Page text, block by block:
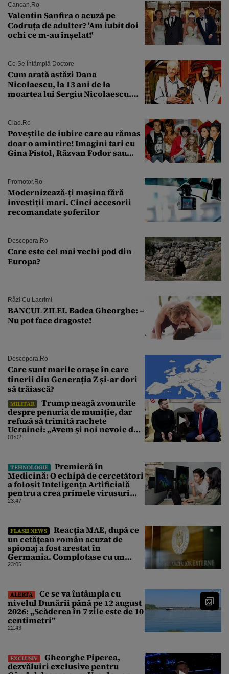
Cancan.ro
Valentin Sanfira o acuză pe
Codruța de adulter? 'Am iubit doi
ochi ce m-au înșelat!'
Ce Se Întâmplă Doctore
Cum arată astăzi Dana
Nicolaescu, la 13 ani de la
moartea lui Sergiu Nicolaescu.
Ciao.ro
Poveştile de iubire care au rămas
doar o amintire! Imagini tari cu
Gina Pistol, Răzvan Fodor sau
Promotor.ro
Modernizează-ți mașina fără
investiții mari. Cinci accesorii
recomandate șoferilor
Descopera.ro
Care este cel mai vechi pod din
Europa?
Râzi Cu Lacrimi
BANCUL ZILEI. Badea Gheorghe: –
Nu pot face dragoste!
Descopera.ro
Care sunt marile orașe în care
tinerii din Generația Z și-ar dori
să trăiască?
MILITAR
Trump neagă zvonurile
despre penuria de muniție, dar
refuză să trimită rachete
Ucrainei: „Avem și noi nevoie de
rachete”
01:02
TEHNOLOGIE
Premieră în
Medicină: O echipă de cercetători
a folosit Inteligența Artificială
pentru a crea primele virusuri
sintetice la tratarea de E.coli
23:47
FLASH NEWS
Reacția MAE, după ce
un cetăţean român acuzat de
spionaj a fost arestat în
Germania. Complotase cu un
ucrainean ca să asasineze un
23:05
ALERTĂ
Ce se va întâmpla cu
nivelul Dunării până pe 12 august
2026: „Scăderea în 7 zile este de 10
centimetri”
22:43
EXCLUSIV
Gheorghe Piperea,
dezvăluiri exclusive pentru